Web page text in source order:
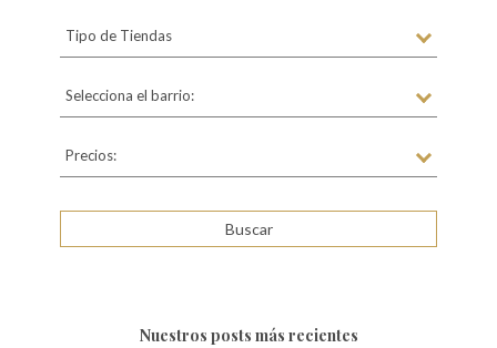
Tipo de Tiendas
Selecciona el barrio:
Precios:
Nuestros posts más recientes